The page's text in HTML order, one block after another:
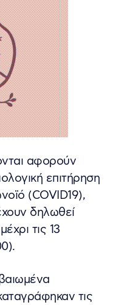
αφορούν
επιτήρηση
(COVID19),
δηλωθεί
τις 13
τις